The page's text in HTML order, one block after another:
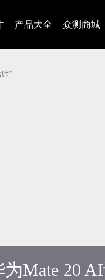
产品大全 众测商城
Mate 20